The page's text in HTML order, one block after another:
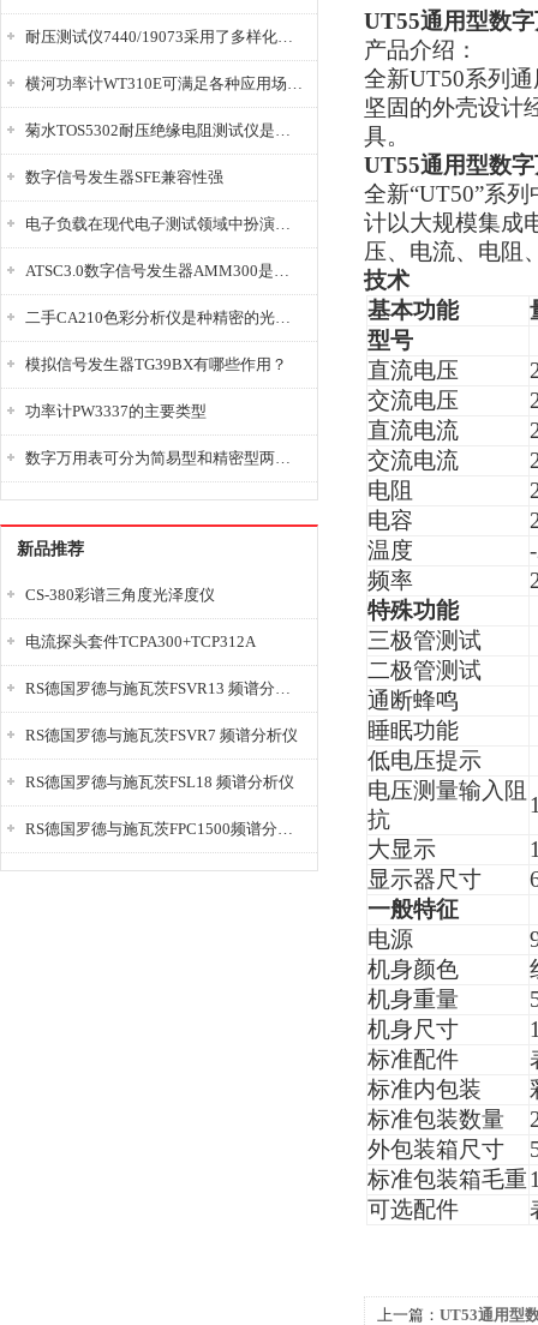
耐压测试仪7440/19073采用了多样化的功能设计
横河功率计WT310E可满足各种应用场景的需求
菊水TOS5302耐压绝缘电阻测试仪是种重要的电气安全检测设备
数字信号发生器SFE兼容性强
电子负载在现代电子测试领域中扮演着重要的角色
ATSC3.0数字信号发生器AMM300是能够产生各种数字信号的电子设备
二手CA210色彩分析仪是种精密的光学测量仪器
模拟信号发生器TG39BX有哪些作用？
功率计PW3337的主要类型
数字万用表可分为简易型和精密型两大类
新品推荐
CS-380彩谱三角度光泽度仪
电流探头套件TCPA300+TCP312A
RS德国罗德与施瓦茨FSVR13 频谱分析仪
RS德国罗德与施瓦茨FSVR7 频谱分析仪
RS德国罗德与施瓦茨FSL18 频谱分析仪
RS德国罗德与施瓦茨FPC1500频谱分析仪
UT55通用型数
产品介绍：
全新UT50系列
坚固的外壳设计
具。
UT55通用型数
全新“UT50”系
计以大规模集成
压、电流、电阻
技术
基本功能
型号
直流电压
交流电压
直流电流
交流电流
电阻
电容
温度
频率
特殊功能
三极管测试
二极管测试
通断蜂鸣
睡眠功能
低电压提示
电压测量输入阻
抗
大显示
显示器尺寸
一般特征
电源
机身颜色
机身重量
机身尺寸
标准配件
标准内包装
标准包装数量
外包装箱尺寸
标准包装箱毛重
可选配件
上一篇： UT53通用型